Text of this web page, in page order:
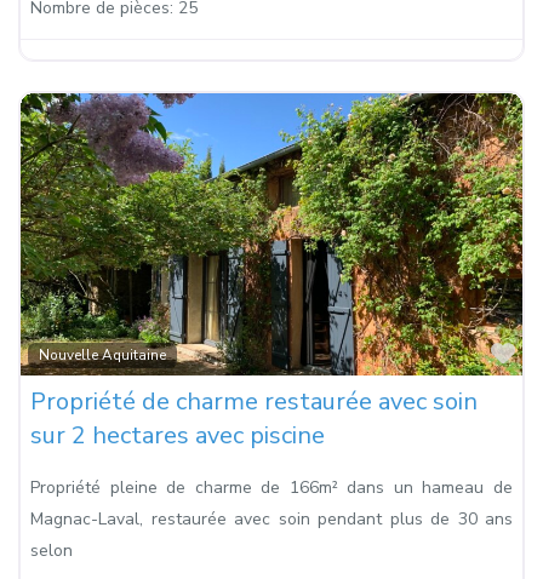
Nombre de pièces: 25
Nouvelle Aquitaine
Propriété de charme restaurée avec soin
sur 2 hectares avec piscine
Propriété pleine de charme de 166m² dans un hameau de
Magnac-Laval, restaurée avec soin pendant plus de 30 ans
selon